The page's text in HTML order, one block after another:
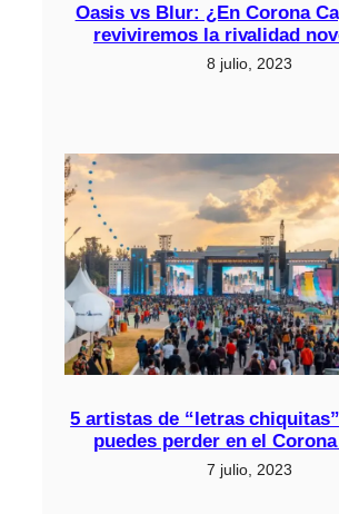
Oasis vs Blur: ¿En Corona
reviviremos la rivalidad
8 julio, 2023
5 artistas de “letras
puedes perder en el
7 julio, 2023